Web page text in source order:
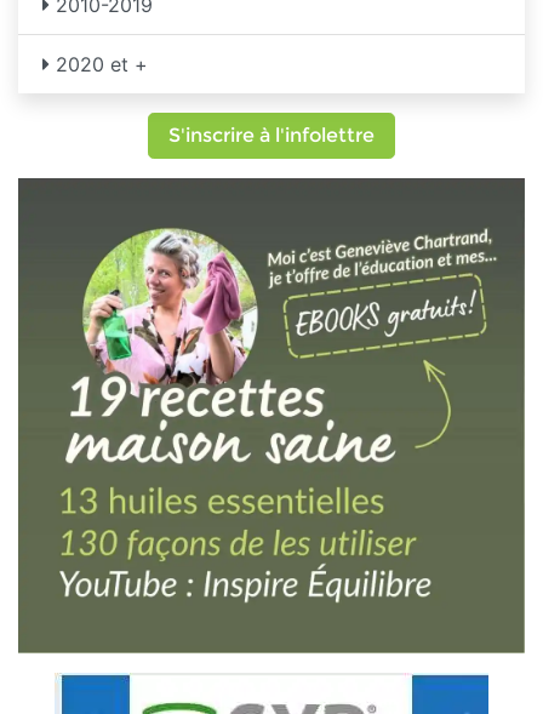
2020 et +
S'inscrire à l'infolettre